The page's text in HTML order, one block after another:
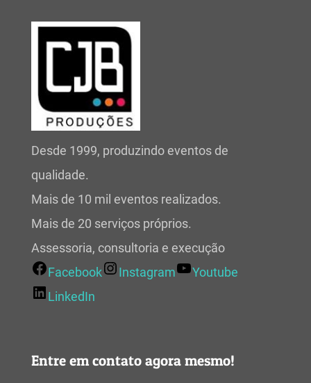
Desde 1999, produzindo eventos de
qualidade.
Mais de 10 mil eventos realizados.
Mais de 20 serviços próprios.
Assessoria, consultoria e execução
Facebook
Instagram
Youtube
LinkedIn
Entre em contato agora mesmo!